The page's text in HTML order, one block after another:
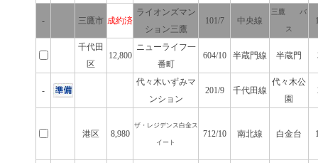
- 三鷹市 成約済
ライオンズマン
ション三鷹
101/7 中央線
三鷹 バ
ス
千代田
区
12,800
ニューライフ一
番町
604/10 半蔵門線 半蔵門
-
代々木いずみマ
ンション
201/9 千代田線
代々木公
園
港区 8,980
ザ・レジデンス白金ス
イート
712/10 南北線 白金台